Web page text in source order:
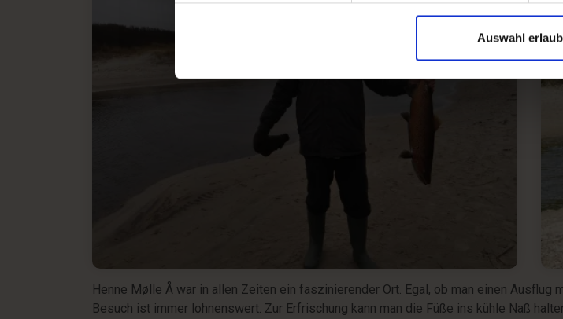
Auswahl
Henne Mølle Å war in allen Zeiten ein faszinierender Ort. Egal, ob man einen
Besuch ist immer lohnenswert. Zur Erfrischung kann man die Füße ins kühle Naß